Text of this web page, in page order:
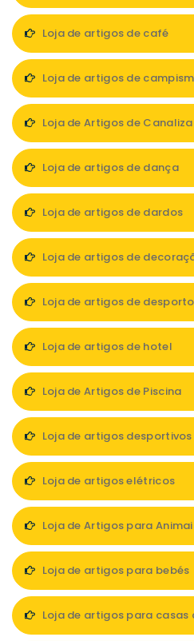
Loja de artigos de café
Loja de artigos de
Loja de Artigos de
Loja de artigos de dança
Loja de artigos de dardos
Loja de artigos de
Loja de artigos de desporto
Loja de artigos de hotel
Loja de Artigos de Piscina
Loja de artigos desportivos
Loja de artigos elétricos
Loja de Artigos para
Loja de artigos para bebés
Loja de artigos para casas